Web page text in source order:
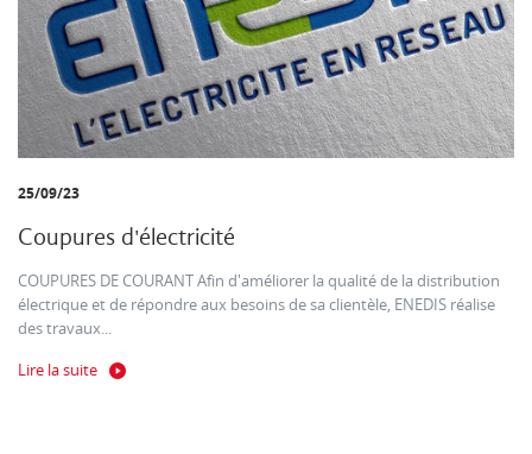
25/09/23
Coupures d'électricité
COUPURES DE COURANT Afin d'améliorer la qualité de la distribution
électrique et de répondre aux besoins de sa clientèle, ENEDIS réalise
des travaux...
Lire la suite